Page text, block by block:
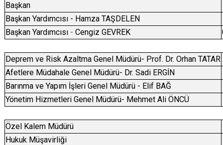
Başkan
Başkan Yardımcısı - Hamza TAŞDELEN
Başkan Yardımcısı - Cengiz GEVREK
Deprem ve Risk Azaltma Genel Müdürü- Prof. Dr. Orhan TATAR
Afetlere Müdahale Genel Müdürü- Dr. Sadi ERGİN
Barınma ve Yapım İşleri Genel Müdürü - Elif BAĞ
Yönetim Hizmetleri Genel Müdürü- Mehmet Ali ÖNCÜ
Özel Kalem Müdürü
Hukuk Müşavirliği